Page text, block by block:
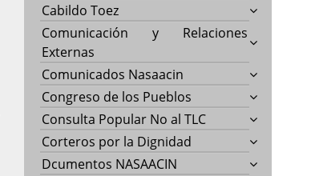
Cabildo Toez
Comunicación y Relaciones
Externas
Comunicados Nasaacin
Congreso de los Pueblos
Consulta Popular No al TLC
Corteros por la Dignidad
Dcumentos NASAACIN